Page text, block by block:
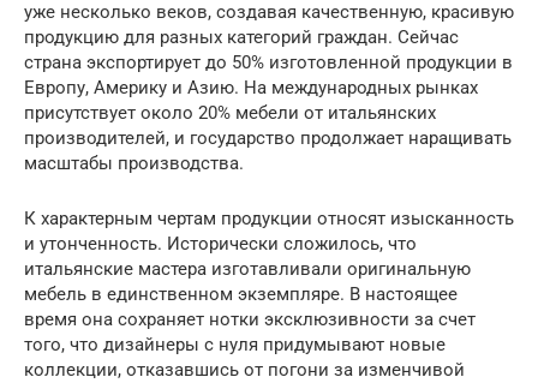
уже несколько веков, создавая качественную, красивую
продукцию для разных категорий граждан. Сейчас
страна экспортирует до 50% изготовленной продукции в
Европу, Америку и Азию. На международных рынках
присутствует около 20% мебели от итальянских
производителей, и государство продолжает наращивать
масштабы производства.
К характерным чертам продукции относят изысканность
и утонченность. Исторически сложилось, что
итальянские мастера изготавливали оригинальную
мебель в единственном экземпляре. В настоящее
время она сохраняет нотки эксклюзивности за счет
того, что дизайнеры с нуля придумывают новые
коллекции, отказавшись от погони за изменчивой